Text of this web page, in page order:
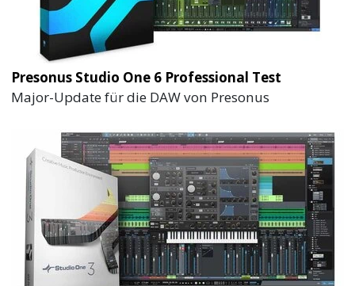
Presonus Studio One 6 Professional Test
Major-Update für die DAW von Presonus